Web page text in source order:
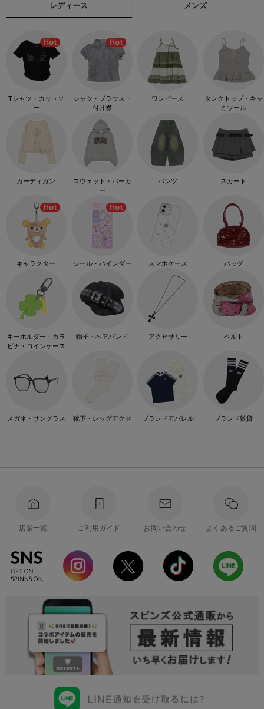
レディース メンズ
Tシャツ・カットソ
ー
シャツ・ブラウス・
付け襟
ワンピース
タンクトップ・キャ
ミソール
カーディガン
スウェット・パーカ
ー
パンツ スカート
キャラクター シール・バインダー スマホケース バッグ
キーホルダー・カラ
ビナ・コインケース
帽子・ヘアバンド アクセサリー ベルト
メガネ・サングラス 靴下・レッグアクセ ブランドアパレル ブランド雑貨
店舗一覧 ご利用ガイド お問い合わせ よくあるご質問